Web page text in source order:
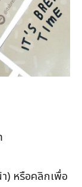
) หรือคลิกเพื่อ